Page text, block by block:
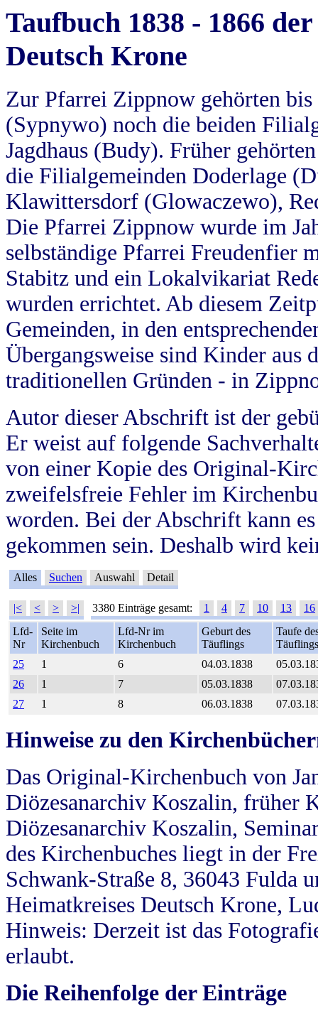
Taufbuch 1838 - 1866
Deutsch Krone
Zur Pfarrei Zippnow gehörten
(Sypnywo) noch die beiden
Jagdhaus (Budy). Früher
die Filialgemeinden Doderlage
Klawittersdorf (Glowaczewo),
Die Pfarrei Zippnow wurde im
selbständige Pfarrei Freudenfier
Stabitz und ein Lokalvikariat
wurden errichtet. Ab diesem
Gemeinden, in den
Übergangsweise sind Kinder aus
traditionellen Gründen - in
Autor dieser Abschrift ist der
Er weist auf folgende
von einer Kopie des Original-
zweifelsfreie Fehler im
worden. Bei der Abschrift kann
gekommen sein. Deshalb wird
Alles Suchen Auswahl Detail
|< < > >| 3380 Einträge gesamt: 1 4 7 10 13
16
Lfd-
Nr
Seite im
Kirchenbuch
Lfd-Nr im
Kirchenbuch
Geburt des
Täuflings
Taufe
Täuflings
25
1 6 04.03.1838
26
1 7 05.03.1838
27
1 8 06.03.1838
Hinweise zu den
Das Original-Kirchenbuch von
Diözesanarchiv Koszalin, früher
Diözesanarchiv Koszalin,
des Kirchenbuches liegt in der
Schwank-Straße 8, 36043 Fulda
Heimatkreises Deutsch Krone,
Hinweis: Derzeit ist das
erlaubt.
Die Reihenfolge der Einträge